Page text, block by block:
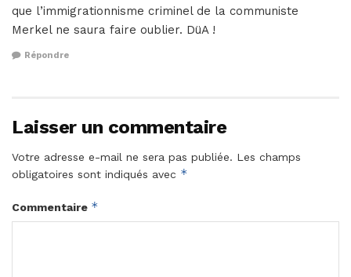
que l’immigrationnisme criminel de la communiste
Merkel ne saura faire oublier. DüA !
Répondre
Laisser un commentaire
Votre adresse e-mail ne sera pas publiée. Les champs
obligatoires sont indiqués avec *
Commentaire *